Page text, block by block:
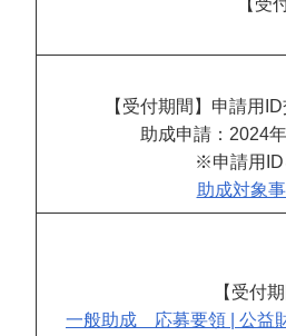
【受付期間】申請用
助成申請：2024
※申請用ID
助成対象
【受付
一般助成 応募要領 | 公益